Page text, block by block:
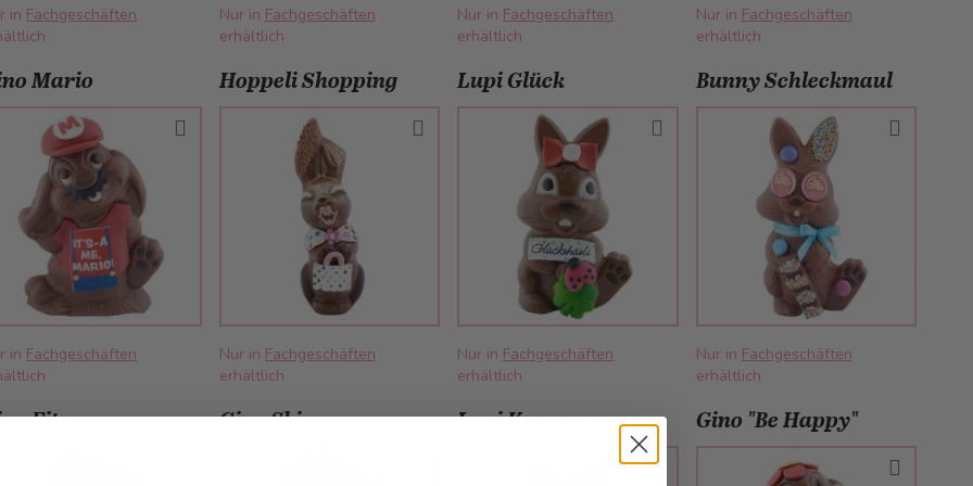
in Fachgeschäften
Nur in Fachgeschäften
erhältlich
Nur in Fachgeschäften
erhältlich
Nur in Fachgeschäften
erhältlich
Mario
in Fachgeschäften
Hoppeli Shopping
Nur in Fachgeschäften
erhältlich
Lupi Glück
Nur in Fachgeschäften
erhältlich
Bunny Schleckmaul
Nur in Fachgeschäften
erhältlich
Fitness Gino Ski Lupi Knusper Gino "Be Happy"